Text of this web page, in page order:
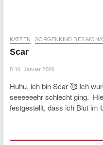
KATZEN SORGENKIND DES
Scar
10. Januar 2026
Huhu, ich bin Scar 🥰 Ich
seeeeeehr schlecht ging.
festgestellt, dass ich Blut im